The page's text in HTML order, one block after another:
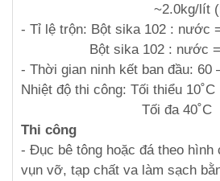
~2.0kg/lít (khối
- Tỉ lệ trộn: Bột sika 102 : nước
Bột sika 102 : nước = 1:
- Thời gian ninh kết ban đầu: 60
Nhiệt độ thi công: Tối thiểu 10˚C
Tối đa 40˚C
Thi công
- Đục bê tông hoặc đá theo
vụn vỡ, tạp chất va làm sạch